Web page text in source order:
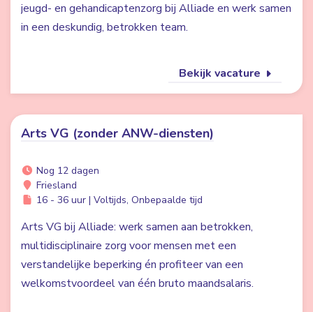
jeugd- en gehandicaptenzorg bij Alliade en werk samen
in een deskundig, betrokken team.
Bekijk vacature
Arts VG (zonder ANW-diensten)
Nog 12 dagen
Friesland
16 - 36 uur | Voltijds, Onbepaalde tijd
Arts VG bij Alliade: werk samen aan betrokken,
multidisciplinaire zorg voor mensen met een
verstandelijke beperking én profiteer van een
welkomstvoordeel van één bruto maandsalaris.